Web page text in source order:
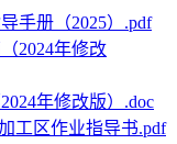
手册（2025）.pdf
年修改版）.doc
工区作业指导书.pdf